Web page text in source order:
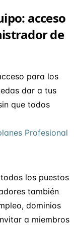
acceso
de
para los
dar a tus
que todos
Profesional
los puestos
también
dominios
a miembros